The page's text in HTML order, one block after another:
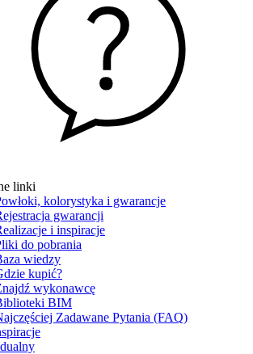
linki
kolorystyka i gwarancje
gwarancji
i inspiracje
do pobrania
wiedzy
kupić?
wykonawcę
BIM
Zadawane Pytania (FAQ)